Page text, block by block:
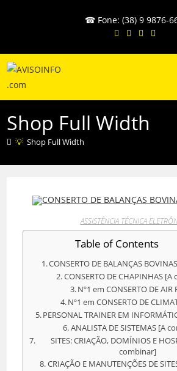
conteúdo
☎ Fone: (38) 9 9876-
Shop Full Width
💡 Shop Full Width
ASSISTÊNCIA TÉCNICA
Table of Contents
CONSERTO DE BALANÇAS
CONSERTO DE CHAPINHAS
Nº1 em CONSERTO DE AIR
Nº1 em CONSERTO DE
PERSONAL TRAINER EM
ANALISTA DE SISTEMAS [A
SITES: CRIAÇÃO, DOMÍNIOS E
combinar]
CRIAÇÃO E MANUTENÇÕES DE